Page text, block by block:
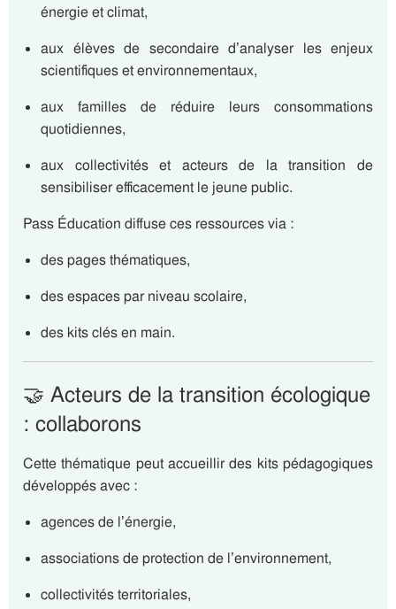
énergie et climat,
aux élèves de secondaire d’analyser les enjeux
scientifiques et environnementaux,
aux familles de réduire leurs consommations
quotidiennes,
aux collectivités et acteurs de la transition de
sensibiliser efficacement le jeune public.
Pass Éducation diffuse ces ressources via :
des pages thématiques,
des espaces par niveau scolaire,
des kits clés en main.
🤝 Acteurs de la transition écologique
: collaborons
Cette thématique peut accueillir des kits pédagogiques
développés avec :
agences de l’énergie,
associations de protection de l’environnement,
collectivités territoriales,